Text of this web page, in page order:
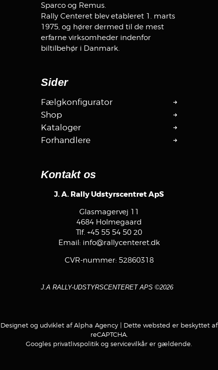
Sparco og Remus.
Rally Centeret blev etableret 1. marts
1975, og hører dermed til de mest
erfarne virksomheder indenfor
biltilbehør i Danmark.
Sider
Fælgkonfigurator
Shop
Kataloger
Forhandlere
Kontakt os
J. A. Rally Udstyrscentret ApS
Glasmagervej 11
4684 Holmegaard
Tlf. +45 55 54 50 20
Email: info@rallycenteret.dk
CVR-nummer: 52860318
J.A RALLY-UDSTYRSCENTERET APS ©2026
Designet og udviklet af Alpha Agency | Dette websted er beskyttet af
reCAPTCHA.
Googles privatlivspolitik og servicevilkår er gældende.